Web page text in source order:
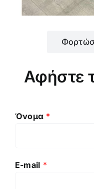
Αφήστε
Όνομα *
E-mail *